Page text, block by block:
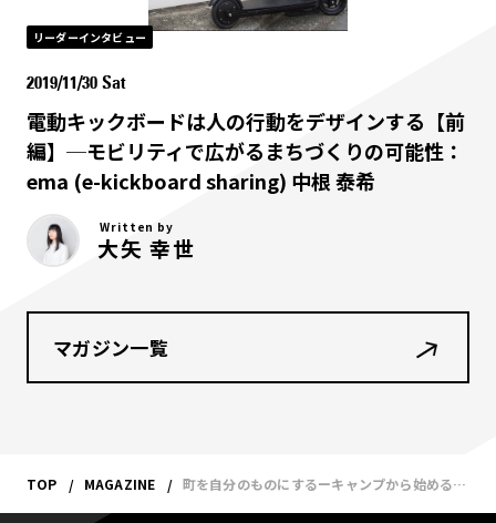
リーダーインタビュー
2019/11/30 Sat
電動キックボードは人の行動をデザインする【前
編】─モビリティで広がるまちづくりの可能性：
ema (e-kickboard sharing) 中根 泰希
Written by
大矢 幸世
マガジン一覧
TOP MAGAZINE 町を自分のものにするーキャンプから始めるまちづくり